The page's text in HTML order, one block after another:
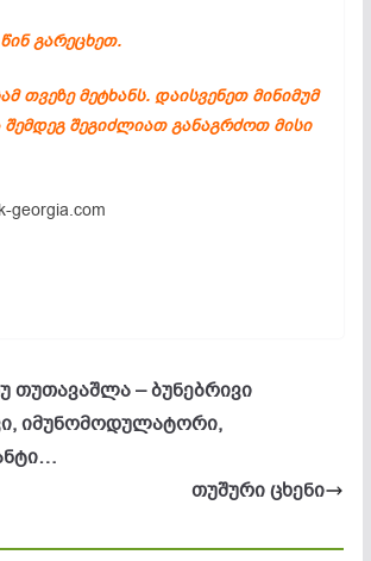
გარეცხეთ.
თვეზე მეტხანს. დაისვენეთ მინიმუმ
შეგიძლიათ განაგრძოთ მისი
georgia.com
თუთავაშლა – ბუნებრივი
იმუნომოდულატორი,
თუშური ცხენი